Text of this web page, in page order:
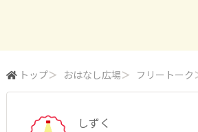
トップ＞ おはなし広場＞ フリートーク
しずく